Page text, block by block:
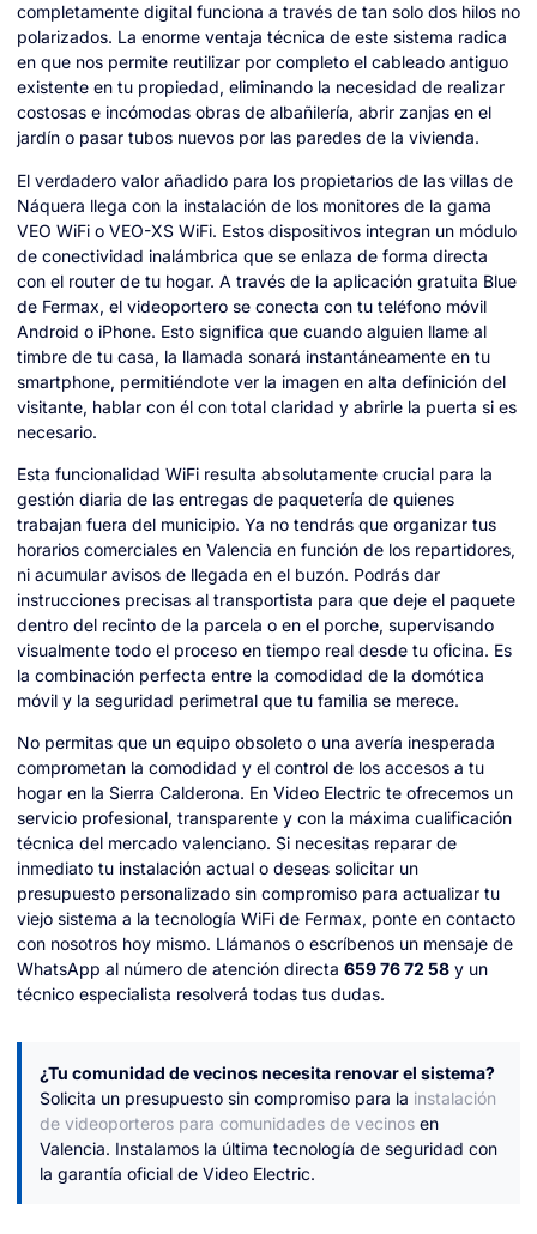
completamente digital funciona a través de tan solo dos hilos no
polarizados. La enorme ventaja técnica de este sistema radica
en que nos permite reutilizar por completo el cableado antiguo
existente en tu propiedad, eliminando la necesidad de realizar
costosas e incómodas obras de albañilería, abrir zanjas en el
jardín o pasar tubos nuevos por las paredes de la vivienda.
El verdadero valor añadido para los propietarios de las villas de
Náquera llega con la instalación de los monitores de la gama
VEO WiFi o VEO-XS WiFi. Estos dispositivos integran un módulo
de conectividad inalámbrica que se enlaza de forma directa
con el router de tu hogar. A través de la aplicación gratuita Blue
de Fermax, el videoportero se conecta con tu teléfono móvil
Android o iPhone. Esto significa que cuando alguien llame al
timbre de tu casa, la llamada sonará instantáneamente en tu
smartphone, permitiéndote ver la imagen en alta definición del
visitante, hablar con él con total claridad y abrirle la puerta si es
necesario.
Esta funcionalidad WiFi resulta absolutamente crucial para la
gestión diaria de las entregas de paquetería de quienes
trabajan fuera del municipio. Ya no tendrás que organizar tus
horarios comerciales en Valencia en función de los repartidores,
ni acumular avisos de llegada en el buzón. Podrás dar
instrucciones precisas al transportista para que deje el paquete
dentro del recinto de la parcela o en el porche, supervisando
visualmente todo el proceso en tiempo real desde tu oficina. Es
la combinación perfecta entre la comodidad de la domótica
móvil y la seguridad perimetral que tu familia se merece.
No permitas que un equipo obsoleto o una avería inesperada
comprometan la comodidad y el control de los accesos a tu
hogar en la Sierra Calderona. En Video Electric te ofrecemos un
servicio profesional, transparente y con la máxima cualificación
técnica del mercado valenciano. Si necesitas reparar de
inmediato tu instalación actual o deseas solicitar un
presupuesto personalizado sin compromiso para actualizar tu
viejo sistema a la tecnología WiFi de Fermax, ponte en contacto
con nosotros hoy mismo. Llámanos o escríbenos un mensaje de
WhatsApp al número de atención directa 659 76 72 58 y un
técnico especialista resolverá todas tus dudas.
¿Tu comunidad de vecinos necesita renovar el sistema?
Solicita un presupuesto sin compromiso para la instalación
de videoporteros para comunidades de vecinos en
Valencia. Instalamos la última tecnología de seguridad con
la garantía oficial de Video Electric.